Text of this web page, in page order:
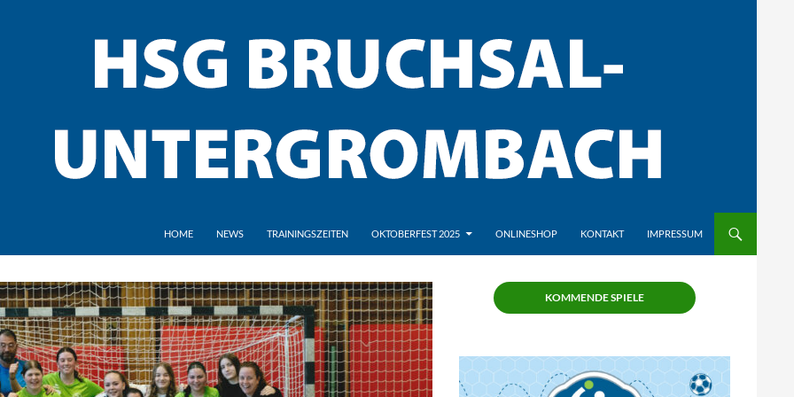
HOME NEWS TRAININGSZEITEN OKTOBERFEST 2025 ONLINESHOP KONTAKT IMPRESSUM
KOMMENDE SPIELE